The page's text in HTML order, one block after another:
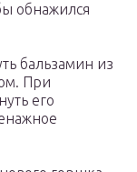
обнажился
бальзамин из
При
его